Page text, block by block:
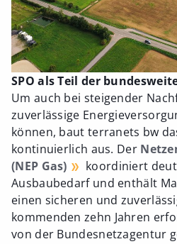
SPO als Teil der
Um auch bei steigender
zuverlässige
können, baut terranets bw
kontinuierlich aus. Der
(NEP Gas)
koordiniert
Ausbaubedarf und enthält
einen sicheren und
kommenden zehn Jahren
von der Bundesnetzagentur